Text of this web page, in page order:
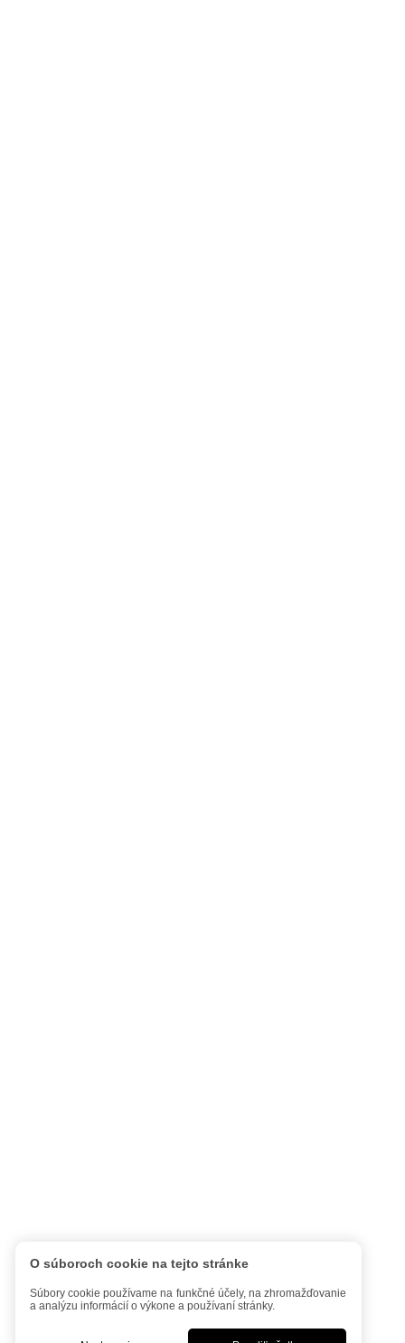
O súboroch cookie na tejto stránke
Súbory cookie používame na funkčné účely, na zhromažďovanie
a analýzu informácií o výkone a používaní stránky.